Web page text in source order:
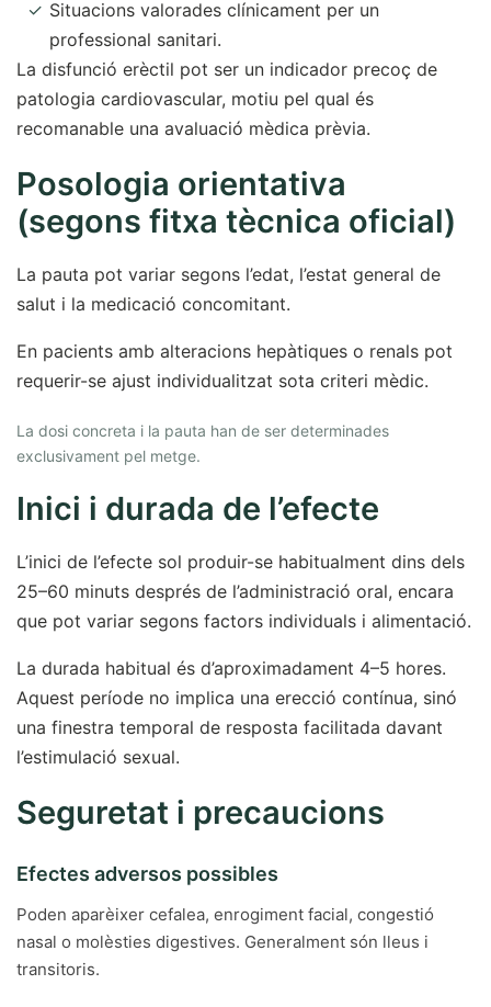
Situacions valorades clínicament per un
professional sanitari.
La disfunció erèctil pot ser un indicador precoç de
patologia cardiovascular, motiu pel qual és
recomanable una avaluació mèdica prèvia.
Posologia orientativa
(segons fitxa tècnica oficial)
La pauta pot variar segons l’edat, l’estat general de
salut i la medicació concomitant.
En pacients amb alteracions hepàtiques o renals pot
requerir-se ajust individualitzat sota criteri mèdic.
La dosi concreta i la pauta han de ser determinades
exclusivament pel metge.
Inici i durada de l’efecte
L’inici de l’efecte sol produir-se habitualment dins dels
25–60 minuts després de l’administració oral, encara
que pot variar segons factors individuals i alimentació.
La durada habitual és d’aproximadament 4–5 hores.
Aquest període no implica una erecció contínua, sinó
una finestra temporal de resposta facilitada davant
l’estimulació sexual.
Seguretat i precaucions
Efectes adversos possibles
Poden aparèixer cefalea, enrogiment facial, congestió
nasal o molèsties digestives. Generalment són lleus i
transitoris.